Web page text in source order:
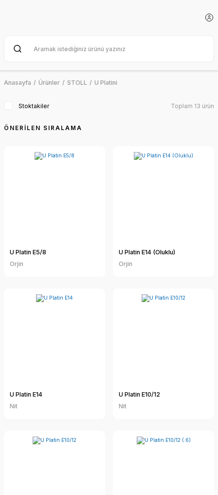
Anasayfa Ürünler STOLL U Platini
Stoktakiler Toplam 13 ürün
U Platin E5/8
Orjin
U Platin E14 (Oluklu)
Orjin
U Platin E14
Nit
U Platin E10/12
Nit